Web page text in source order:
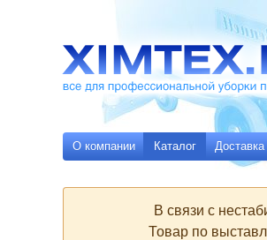
Ximtex.ru
уборки
помещений
О компании Каталог Доставка
В связи с
Товар по